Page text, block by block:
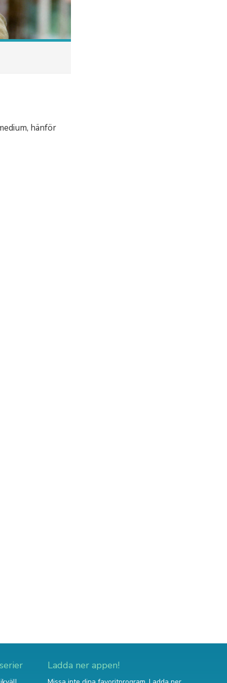
hänför
Ladda ner appen!